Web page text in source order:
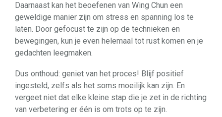
Daarnaast kan het beoefenen van Wing Chun een
geweldige manier zijn om stress en spanning los te
laten. Door gefocust te zijn op de technieken en
bewegingen, kun je even helemaal tot rust komen en je
gedachten leegmaken.
Dus onthoud: geniet van het proces! Blijf positief
ingesteld, zelfs als het soms moeilijk kan zijn. En
vergeet niet dat elke kleine stap die je zet in de richting
van verbetering er één is om trots op te zijn.